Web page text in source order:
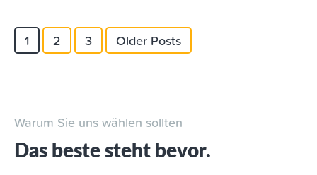
1 2 3 Older Posts
Warum Sie uns wählen sollten
Das beste steht bevor.